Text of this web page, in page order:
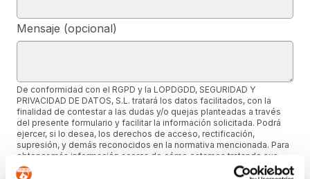
Mensaje (opcional)
De conformidad con el RGPD y la LOPDGDD, SEGURIDAD Y
PRIVACIDAD DE DATOS, S.L. tratará los datos facilitados, con la
finalidad de contestar a las dudas y/o quejas planteadas a través
del presente formulario y facilitar la información solicitada. Podrá
ejercer, si lo desea, los derechos de acceso, rectificación,
supresión, y demás reconocidos en la normativa mencionada. Para
obtener más información acerca de cómo estamos tratando sus
datos, acceda a nuestra política de privacidad.